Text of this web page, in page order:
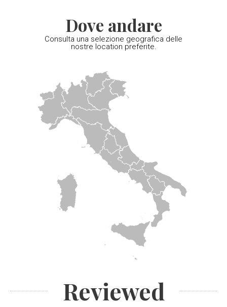
Dove andare
Consulta una selezione geografica delle
nostre location preferite.
Reviewed